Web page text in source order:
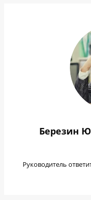
Березин
Руководитель